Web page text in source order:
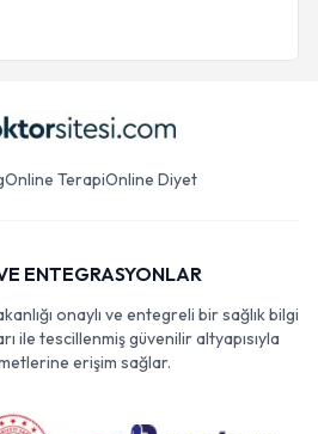
Online TerapiOnline Diyet
ENTEGRASYONLAR
onaylı ve entegreli bir sağlık bilgi
ile tescillenmiş güvenilir altyapısıyla
erişim sağlar.